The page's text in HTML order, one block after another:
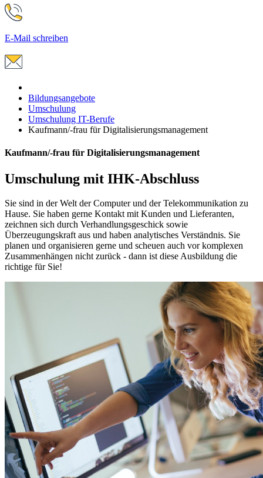
E-Mail schreiben
Bildungsangebote
Umschulung
Umschulung IT-Berufe
Kaufmann/-frau für Digitalisierungsmanagement
Kaufmann/-frau für Digitalisierungsmanagement
Umschulung mit IHK-Abschluss
Sie sind in der Welt der Computer und der Telekommunikation zu
Hause. Sie haben gerne Kontakt mit Kunden und Lieferanten,
zeichnen sich durch Verhandlungsgeschick sowie
Überzeugungskraft aus und haben analytisches Verständnis. Sie
planen und organisieren gerne und scheuen auch vor komplexen
Zusammenhängen nicht zurück - dann ist diese Ausbildung die
richtige für Sie!